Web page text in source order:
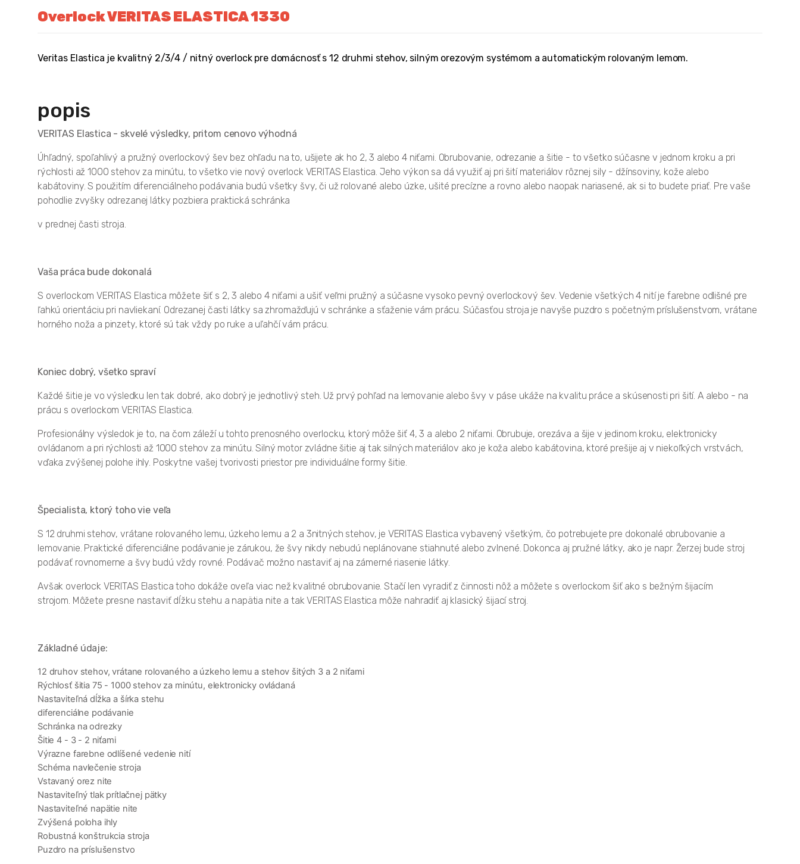
Overlock VERITAS ELASTICA 1330
Veritas Elastica je kvalitný 2/3/4 / nitný overlock pre domácnosť s 12 druhmi stehov, silným orezovým systémom a automatickým rolovaným lemom.
popis
VERITAS Elastica - skvelé výsledky, pritom cenovo výhodná
Úhľadný, spoľahlivý a pružný overlockový šev bez ohľadu na to, ušijete ak ho 2, 3 alebo 4 niťami. Obrubovanie, odrezanie a šitie - to všetko súčasne v jednom kroku a pri
rýchlosti až 1000 stehov za minútu, to všetko vie nový overlock VERITAS Elastica. Jeho výkon sa dá využiť aj pri šití materiálov rôznej sily - džínsoviny, kože alebo
kabátoviny. S použitím diferenciálneho podávania budú všetky švy, či už rolované alebo úzke, ušité precízne a rovno alebo naopak nariasené, ak si to budete priať. Pre vaše
pohodlie zvyšky odrezanej látky pozbiera praktická schránka
v prednej časti stroja.
Vaša práca bude dokonalá
S overlockom VERITAS Elastica môžete šiť s 2, 3 alebo 4 niťami a ušiť veľmi pružný a súčasne vysoko pevný overlockový šev. Vedenie všetkých 4 nití je farebne odlišné pre
ľahkú orientáciu pri navliekaní. Odrezanej časti látky sa zhromažďujú v schránke a sťaženie vám prácu. Súčasťou stroja je navyše puzdro s početným príslušenstvom, vrátane
horného noža a pinzety, ktoré sú tak vždy po ruke a uľahčí vám prácu.
Koniec dobrý, všetko spraví
Každé šitie je vo výsledku len tak dobré, ako dobrý je jednotlivý steh. Už prvý pohľad na lemovanie alebo švy v páse ukáže na kvalitu práce a skúsenosti pri šití. A alebo - na
prácu s overlockom VERITAS Elastica.
Profesionálny výsledok je to, na čom záleží u tohto prenosného overlocku, ktorý môže šiť 4, 3 a alebo 2 niťami. Obrubuje, orezáva a šije v jedinom kroku, elektronicky
ovládanom a pri rýchlosti až 1000 stehov za minútu. Silný motor zvládne šitie aj tak silných materiálov ako je koža alebo kabátovina, ktoré prešije aj v niekoľkých vrstvách,
vďaka zvýšenej polohe ihly. Poskytne vašej tvorivosti priestor pre individuálne formy šitie.
Špecialista, ktorý toho vie veľa
S 12 druhmi stehov, vrátane rolovaného lemu, úzkeho lemu a 2 a 3nitných stehov, je VERITAS Elastica vybavený všetkým, čo potrebujete pre dokonalé obrubovanie a
lemovanie. Praktické diferenciálne podávanie je zárukou, že švy nikdy nebudú neplánovane stiahnuté alebo zvlnené. Dokonca aj pružné látky, ako je napr. Žerzej bude stroj
podávať rovnomerne a švy budú vždy rovné. Podávač možno nastaviť aj na zámerné riasenie látky.
Avšak overlock VERITAS Elastica toho dokáže oveľa viac než kvalitné obrubovanie. Stačí len vyradiť z činnosti nôž a môžete s overlockom šiť ako s bežným šijacím
strojom. Môžete presne nastaviť dĺžku stehu a napätia nite a tak VERITAS Elastica môže nahradiť aj klasický šijací stroj.
Základné údaje:
12 druhov stehov, vrátane rolovaného a úzkeho lemu a stehov šitých 3 a 2 niťami
Rýchlosť šitia 75 - 1000 stehov za minútu, elektronicky ovládaná
Nastaviteľná dĺžka a šírka stehu
diferenciálne podávanie
Schránka na odrezky
Šitie 4 - 3 - 2 niťami
Výrazne farebne odlíšené vedenie nití
Schéma navlečenie stroja
Vstavaný orez nite
Nastaviteľný tlak prítlačnej pätky
Nastaviteľné napätie nite
Zvýšená poloha ihly
Robustná konštrukcia stroja
Puzdro na príslušenstvo